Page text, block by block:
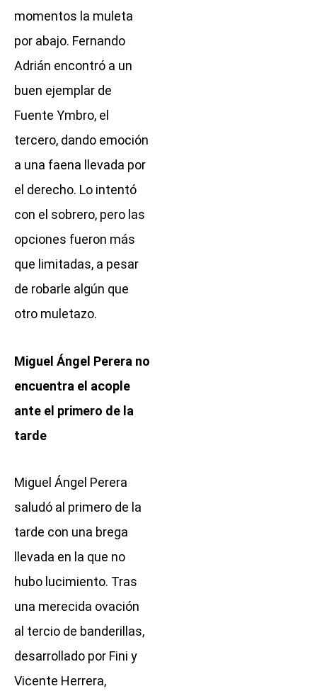
momentos la muleta
por abajo. Fernando
Adrián encontró a un
buen ejemplar de
Fuente Ymbro, el
tercero, dando emoción
a una faena llevada por
el derecho. Lo intentó
con el sobrero, pero las
opciones fueron más
que limitadas, a pesar
de robarle algún que
otro muletazo.
Miguel Ángel Perera no
encuentra el acople
ante el primero de la
tarde
Miguel Ángel Perera
saludó al primero de la
tarde con una brega
llevada en la que no
hubo lucimiento. Tras
una merecida ovación
al tercio de banderillas,
desarrollado por Fini y
Vicente Herrera,